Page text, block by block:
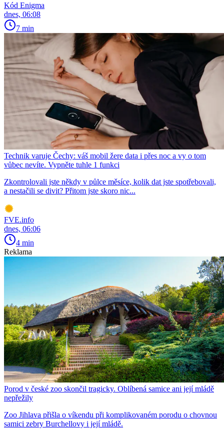
Kód Enigma
dnes, 06:08
7 min
Technik varuje Čechy: váš mobil žere data i přes noc a vy o tom
vůbec nevíte. Vypněte tuhle 1 funkci
Zkontrolovali jste někdy v půlce měsíce, kolik dat jste spotřebovali,
a nestačili se divit? Přitom jste skoro nic...
FVE.info
dnes, 06:06
4 min
Reklama
Porod v české zoo skončil tragicky. Oblíbená samice ani její mládě
nepřežily
Zoo Jihlava přišla o víkendu při komplikovaném porodu o chovnou
samici zebry Burchellovy i její mládě.